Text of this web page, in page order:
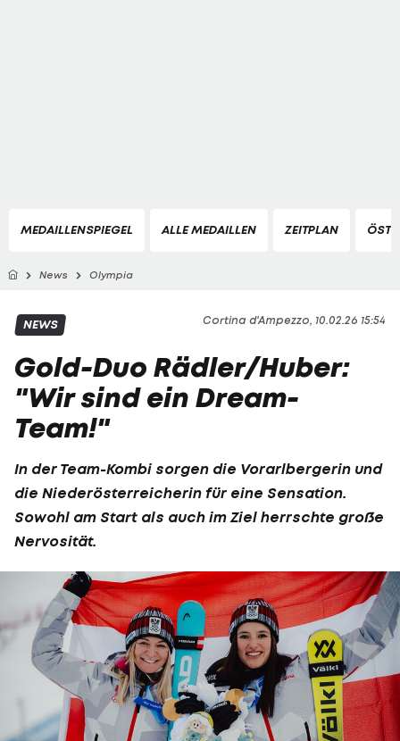
MEDAILLENSPIEGEL ALLE MEDAILLEN ZEITPLAN
News Olympia
Cortina d'Ampezzo, 10.02.26 15:54
NEWS
Gold-Duo Rädler/Huber:
"Wir sind ein Dream-
Team!"
In der Team-Kombi sorgen die Vorarlbergerin und
die Niederösterreicherin für eine Sensation.
Sowohl am Start als auch im Ziel herrschte große
Nervosität.